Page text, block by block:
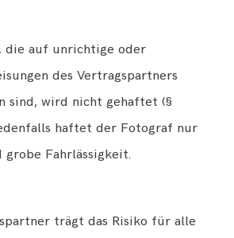
die auf unrichtige oder
des Vertragspartners
sind, wird nicht gehaftet (§
haftet der Fotograf nur
Fahrlässigkeit.
trägt das Risiko für alle